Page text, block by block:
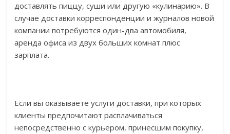
доставлять пиццу, суши или другую «кулинарию». В
случае доставки корреспонденции и журналов новой
компании потребуются один-два автомобиля,
аренда офиса из двух больших комнат плюс
зарплата.
Если вы оказываете услуги доставки, при которых
клиенты предпочитают расплачиваться
непосредственно с курьером, принесшим покупку,